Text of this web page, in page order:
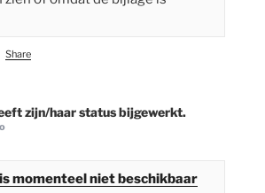
Share
zijn/haar status bijgewerkt.
momenteel niet beschikbaar